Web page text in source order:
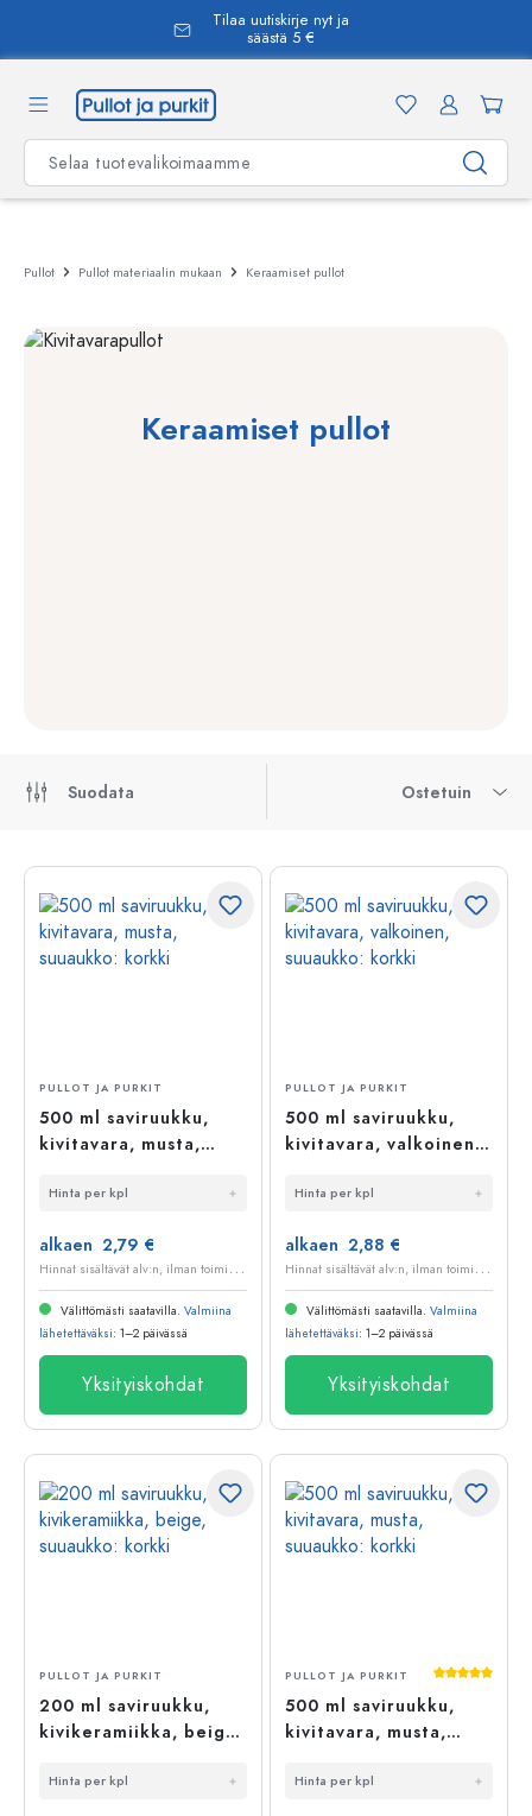
Tilaa uutiskirje nyt ja
säästä 5 €
Pullot Pullot materiaalin mukaan Keraamiset pullot
Keraamiset pullot
Suodata Ostetuin
PULLOT JA PURKIT
500 ml saviruukku,
kivitavara, musta,
Hinta per kpl
alkaen 2,79 €
H
innat sisältävät alv:n, ilman toimituskuluja
Välittömästi saatavilla. Valmiina
lähetettäväksi: 1–2 päivässä
Yksityiskohdat
PULLOT JA PURKIT
500 ml saviruukku,
kivitavara, valkoinen,
Hinta per kpl
alkaen 2,88 €
H
innat sisältävät alv:n, ilman toimituskuluja
Välittömästi saatavilla. Valmiina
lähetettäväksi: 1–2 päivässä
Yksityiskohdat
PULLOT JA PURKIT
200 ml saviruukku,
kivikeramiikka, beige,
Hinta per kpl
PULLOT JA PURKIT
500 ml saviruukku,
kivitavara, musta,
Hinta per kpl